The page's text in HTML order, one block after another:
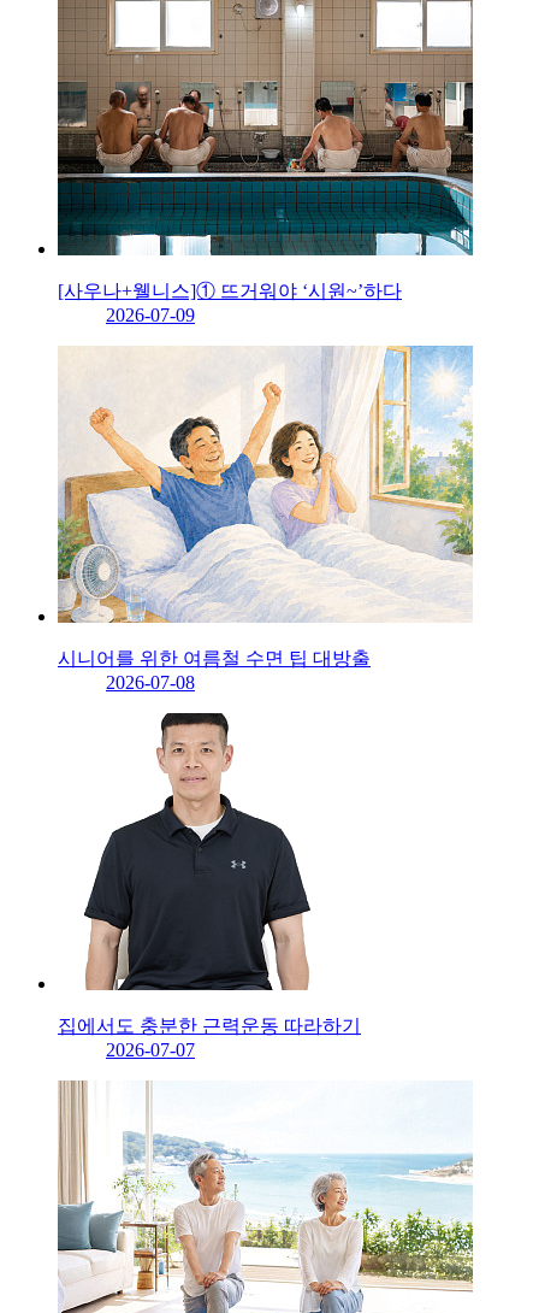
[사우나+웰니스]① 뜨거워야 ‘시원~’하다
2026-07-09
시니어를 위한 여름철 수면 팁 대방출
2026-07-08
집에서도 충분한 근력운동 따라하기
2026-07-07